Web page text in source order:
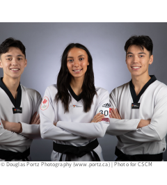
© Douglas Portz Photography (www.portz.ca) | Photo for CSCM